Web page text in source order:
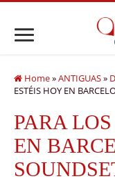
Home»ANTIGUAS»
ESTÉIS HOY EN
PARA
EN